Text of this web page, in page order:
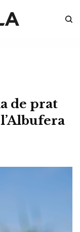
de prat